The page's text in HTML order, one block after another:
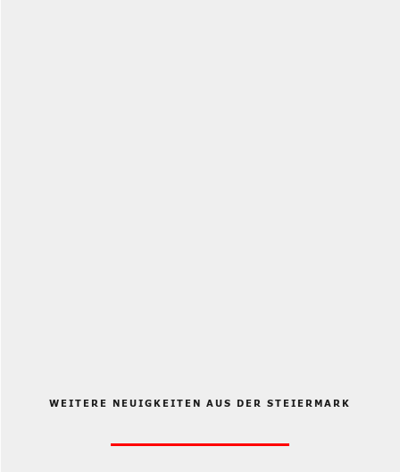
WEITERE NEUIGKEITEN AUS DER STEIERMARK